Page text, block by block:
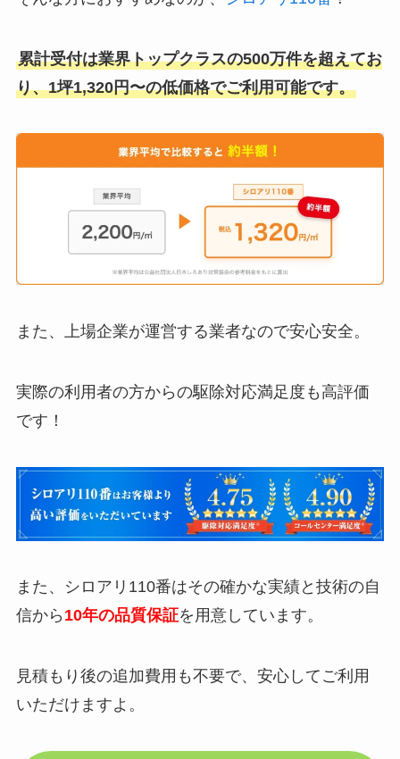
累計受付は業界トップクラスの500万件を超えてお
り、1坪1,320円〜の低価格でご利用可能です。
また、上場企業が運営する業者なので安心安全。
実際の利用者の方からの駆除対応満足度も高評価
です！
また、シロアリ110番はその確かな実績と技術の自
信から 10年の品質保証を用意しています。
見積もり後の追加費用も不要で、安心してご利用
いただけますよ。